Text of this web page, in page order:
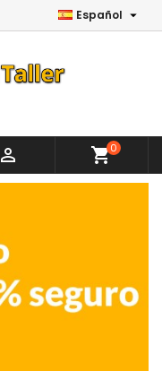
Español 
 shopping_cart0